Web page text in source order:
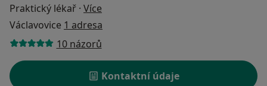
Praktický lékař · Více
Václavovice 1 adresa
10 názorů
Kontaktní údaje